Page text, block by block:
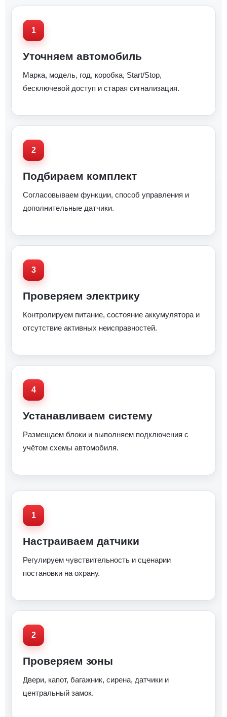
Уточняем автомобиль
Марка, модель, год, коробка, Start/Stop,
бесключевой доступ и старая сигнализация.
Подбираем комплект
Согласовываем функции, способ управления и
дополнительные датчики.
Проверяем электрику
Контролируем питание, состояние аккумулятора и
отсутствие активных неисправностей.
Устанавливаем систему
Размещаем блоки и выполняем подключения с
учётом схемы автомобиля.
Настраиваем датчики
Регулируем чувствительность и сценарии
постановки на охрану.
Проверяем зоны
Двери, капот, багажник, сирена, датчики и
центральный замок.